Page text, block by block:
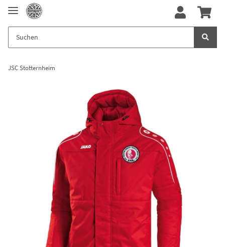
JSC Stotternheim